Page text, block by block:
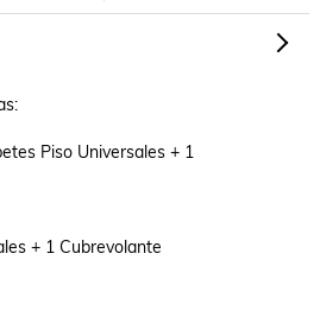
Piso Universales + 1
+ 1 Cubrevolante